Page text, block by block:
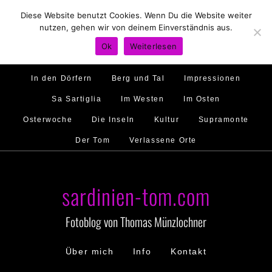
Hirtenland Traumstrände Feste feiern
Golfo di Orosei Im Norden
Murales Ambiente
In den Dörfern Berg und Tal Impressionen
Sa Sartiglia Im Westen Im Osten
Osterwoche Die Inseln Kultur Supramonte
Der Tom Verlassene Orte
sardinien-tom.com
Fotoblog von Thomas Münzlochner
Über mich Info Kontakt
Diese Website benutzt Cookies. Wenn Du die Website weiter
nutzen, gehen wir von deinem Einverständnis aus.
Ok
Weiterlesen